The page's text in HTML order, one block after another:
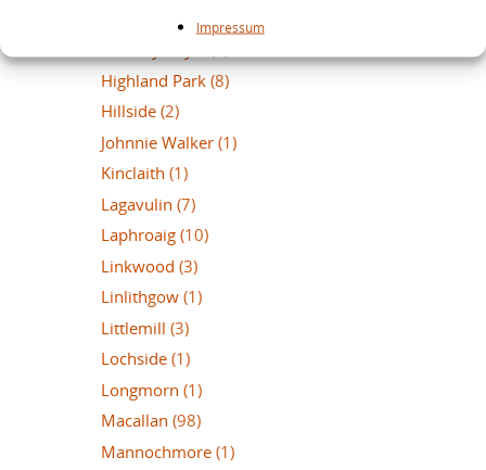
Impressum
Highland Park (8)
Hillside (2)
Johnnie Walker (1)
Kinclaith (1)
Lagavulin (7)
Laphroaig (10)
Linkwood (3)
Linlithgow (1)
Littlemill (3)
Lochside (1)
Longmorn (1)
Macallan (98)
Mannochmore (1)